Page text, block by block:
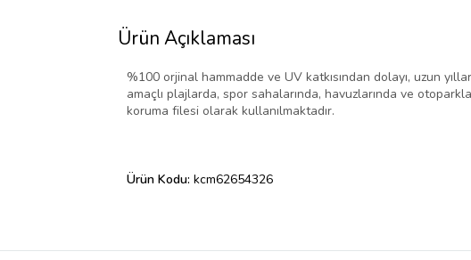
Ürün Açıklaması
%100 orjinal hammadde ve UV katkısından dolayı, uzun
amaçlı plajlarda, spor sahalarında, havuzlarında ve
koruma filesi olarak kullanılmaktadır.
Ürün Kodu: kcm62654326